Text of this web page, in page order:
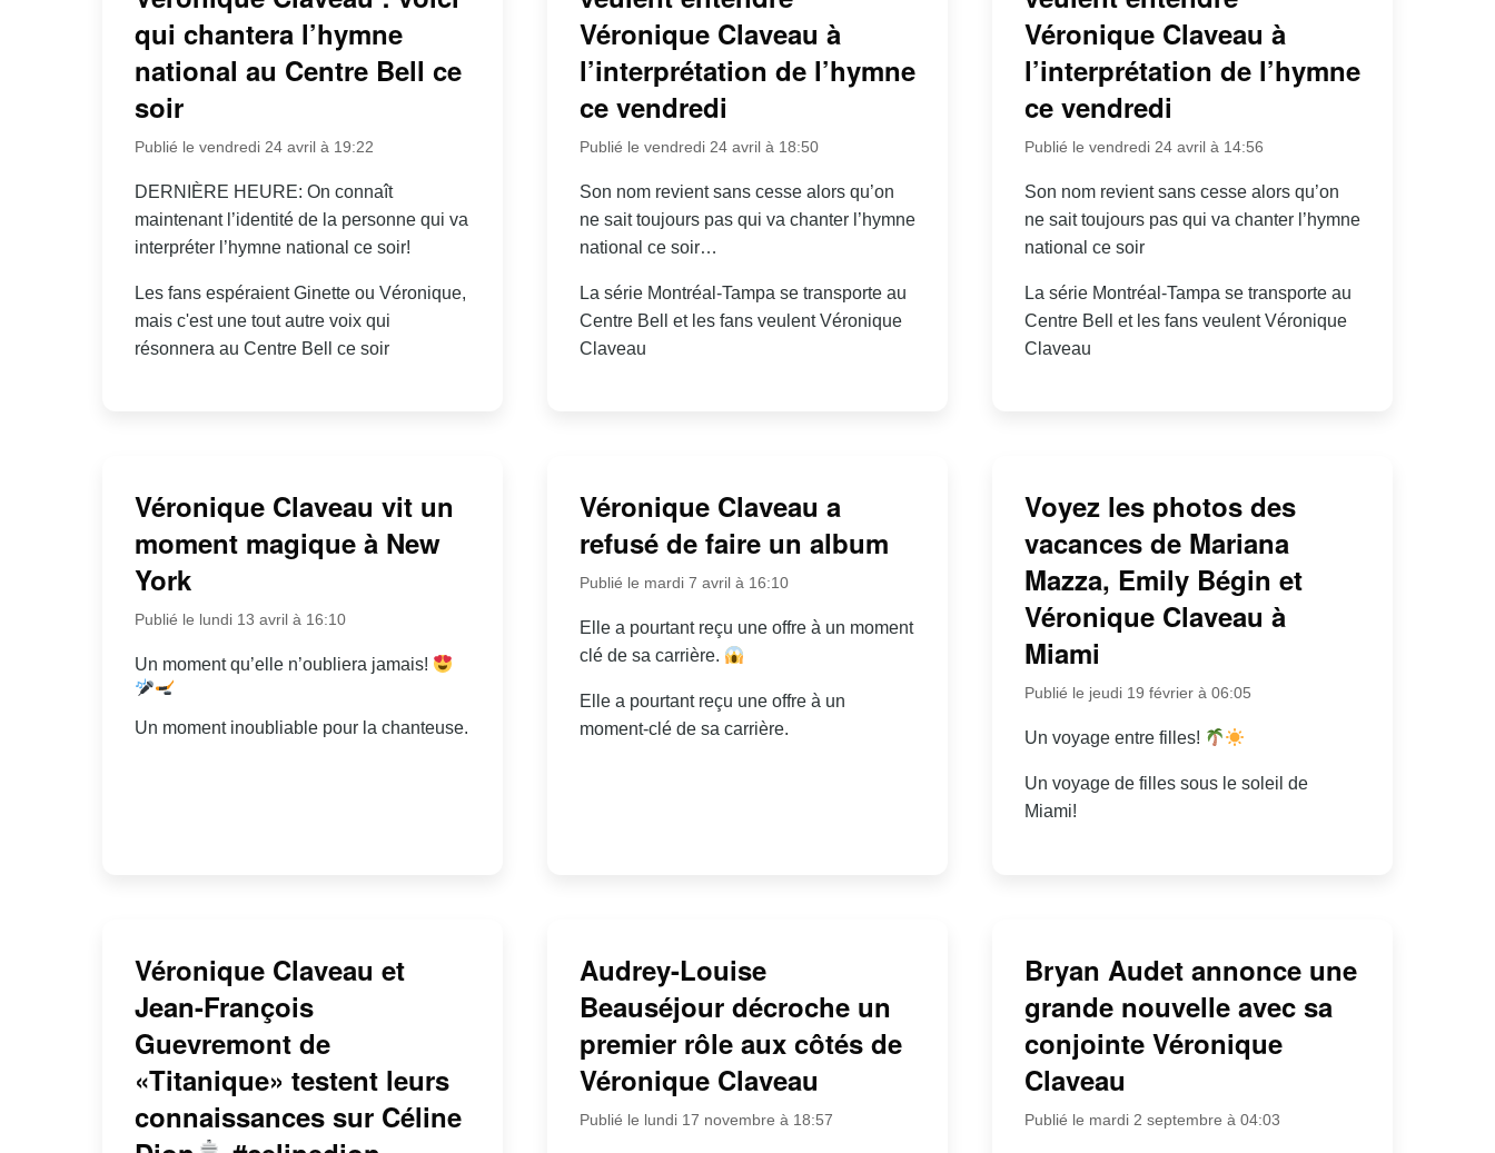
qui chantera l’hymne
national au Centre Bell ce
soir
Publié le vendredi 24 avril à 19:22
DERNIÈRE HEURE: On connaît
maintenant l’identité de la personne qui va
interpréter l’hymne national ce soir!
Les fans espéraient Ginette ou Véronique,
mais c'est une tout autre voix qui
résonnera au Centre Bell ce soir
Véronique Claveau à
l’interprétation de l’hymne
ce vendredi
Publié le vendredi 24 avril à 18:50
Son nom revient sans cesse alors qu’on
ne sait toujours pas qui va chanter l’hymne
national ce soir…
La série Montréal-Tampa se transporte au
Centre Bell et les fans veulent Véronique
Claveau
Véronique Claveau à
l’interprétation de l’hymne
ce vendredi
Publié le vendredi 24 avril à 14:56
Son nom revient sans cesse alors qu’on
ne sait toujours pas qui va chanter l’hymne
national ce soir
La série Montréal-Tampa se transporte au
Centre Bell et les fans veulent Véronique
Claveau
Véronique Claveau vit un
moment magique à New
York
Publié le lundi 13 avril à 16:10
Un moment qu’elle n’oubliera jamais!
Un moment inoubliable pour la chanteuse.
Véronique Claveau a
refusé de faire un album
Publié le mardi 7 avril à 16:10
Elle a pourtant reçu une offre à un moment
clé de sa carrière.
Elle a pourtant reçu une offre à un
moment-clé de sa carrière.
Voyez les photos des
vacances de Mariana
Mazza, Emily Bégin et
Véronique Claveau à
Miami
Publié le jeudi 19 février à 06:05
Un voyage entre filles!
Un voyage de filles sous le soleil de
Miami!
Véronique Claveau et
Jean-François
Guevremont de
«Titanique» testent leurs
connaissances sur Céline
Audrey-Louise
Beauséjour décroche un
premier rôle aux côtés de
Véronique Claveau
Publié le lundi 17 novembre à 18:57
Bryan Audet annonce une
grande nouvelle avec sa
conjointe Véronique
Claveau
Publié le mardi 2 septembre à 04:03